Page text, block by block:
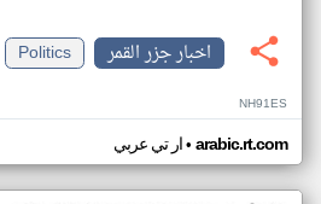
اخبار جزر القمر
Politics
NH91ES
ار تي عربي• arabic.rt.com